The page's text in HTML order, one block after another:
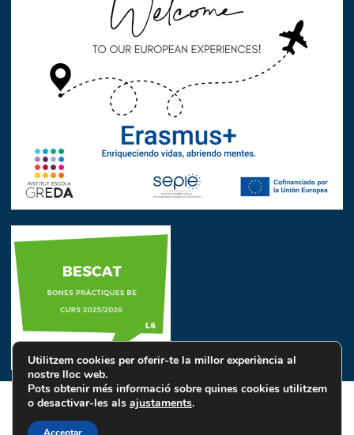
Avís LegalPolítica de Privacitat
Utilitzem cookies per oferir-te la millor experiència al
nostre lloc web.
Pots obtenir més informació sobre quines cookies utilitzem
o desactivar-les als ajustaments.